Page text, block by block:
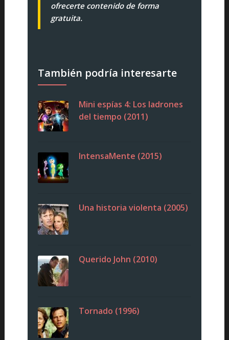
ofrecerte contenido de forma
gratuita.
También podría interesarte
Mini espías 4: Los ladrones
del tiempo (2011)
IntensaMente (2015)
Una historia violenta (2005)
Querido John (2010)
Tornado (1996)